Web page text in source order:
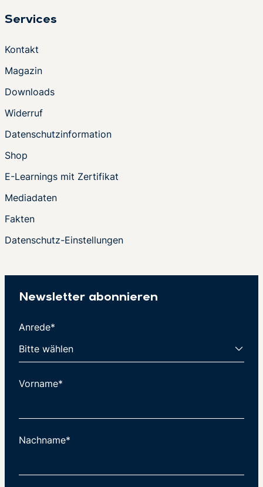
Services
Kontakt
Magazin
Downloads
Widerruf
Datenschutzinformation
Shop
E-Learnings mit Zertifikat
Mediadaten
Fakten
Datenschutz-Einstellungen
Newsletter abonnieren
Anrede*
Vorname*
Nachname*